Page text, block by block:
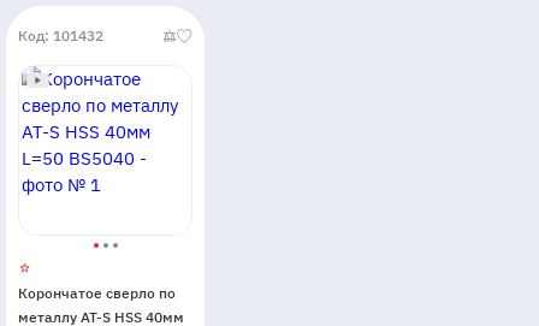
Код: 101432
Корончатое сверло по
металлу AT-S HSS 40мм